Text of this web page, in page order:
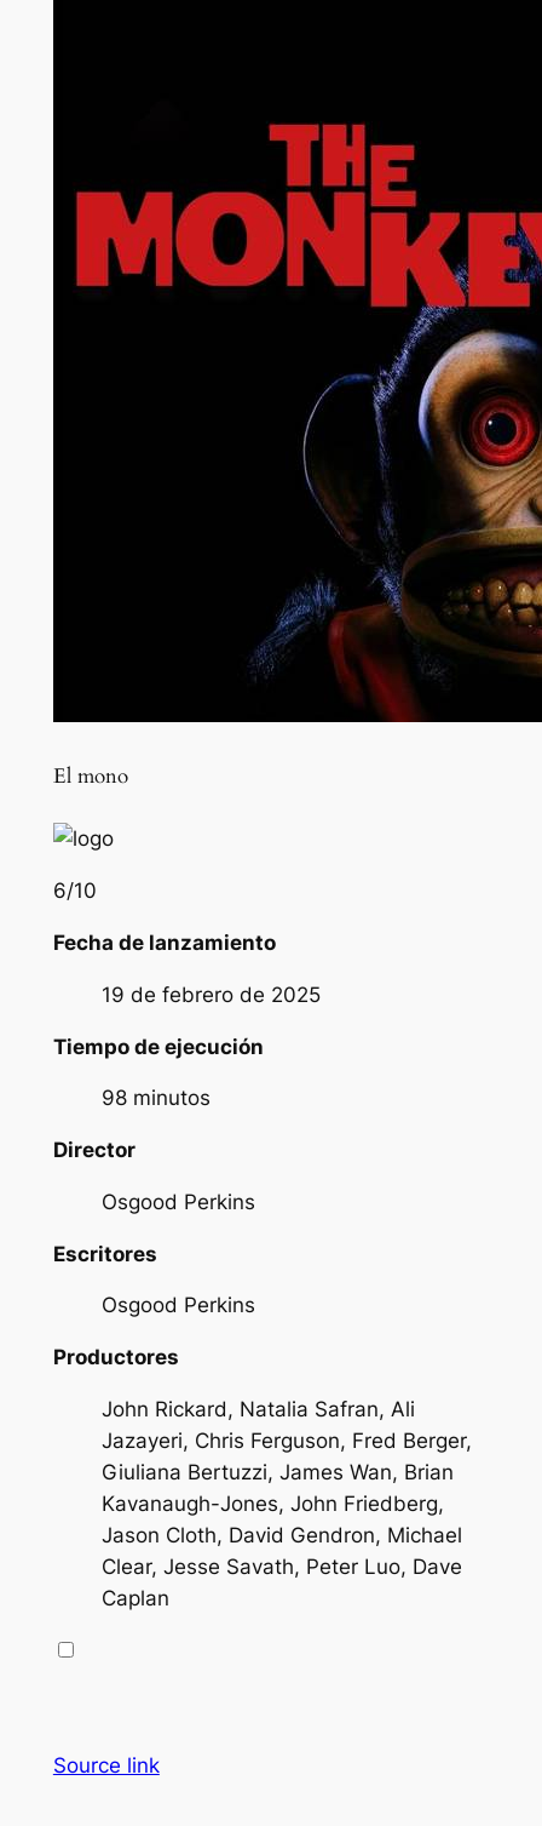
El mono
6/10
Fecha de lanzamiento
19 de febrero de 2025
Tiempo de ejecución
98 minutos
Director
Osgood Perkins
Escritores
Osgood Perkins
Productores
John Rickard, Natalia Safran, Ali
Jazayeri, Chris Ferguson, Fred Berger,
Giuliana Bertuzzi, James Wan, Brian
Kavanaugh-Jones, John Friedberg,
Jason Cloth, David Gendron, Michael
Clear, Jesse Savath, Peter Luo, Dave
Caplan
Source link